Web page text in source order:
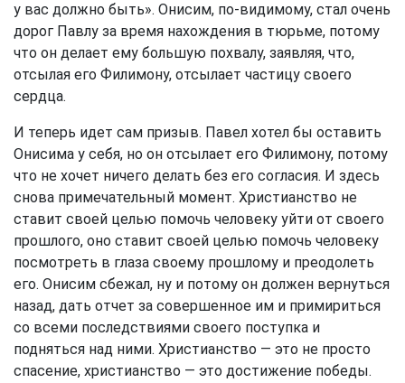
у вас должно быть». Онисим, по-видимому, стал очень
дорог Павлу за время нахождения в тюрьме, потому
что он делает ему большую похвалу, заявляя, что,
отсылая его Филимону, отсылает частицу своего
сердца.
И теперь идет сам призыв. Павел хотел бы оставить
Онисима у себя, но он отсылает его Филимону, потому
что не хочет ничего делать без его согласия. И здесь
снова примечательный момент. Христианство не
ставит своей целью помочь человеку уйти от своего
прошлого, оно ставит своей целью помочь человеку
посмотреть в глаза своему прошлому и преодолеть
его. Онисим сбежал, ну и потому он должен вернуться
назад, дать отчет за совершенное им и примириться
со всеми последствиями своего поступка и
подняться над ними. Христианство — это не просто
спасение, христианство — это достижение победы.